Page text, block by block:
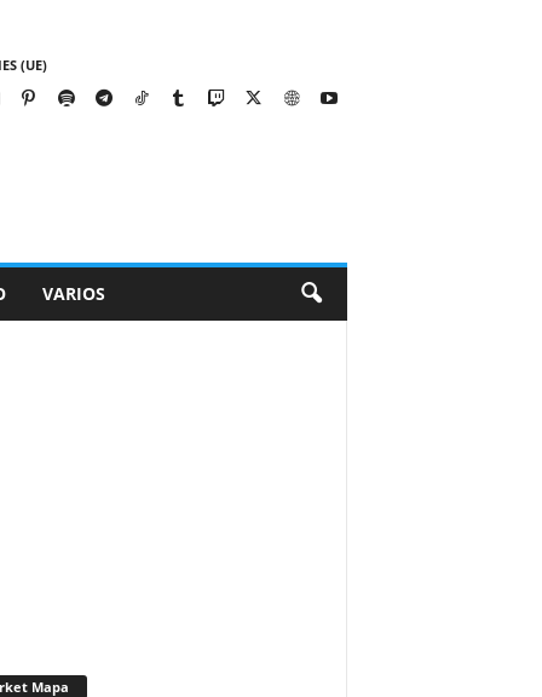
(UE)
VARIOS
Mapa